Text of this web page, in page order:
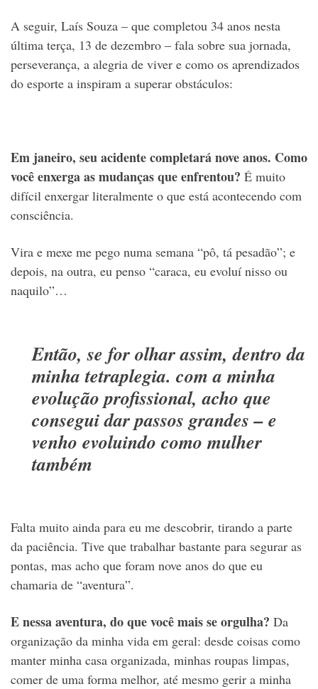
A seguir, Laís Souza – que completou 34 anos nesta
última terça, 13 de dezembro – fala sobre sua jornada,
perseverança, a alegria de viver e como os aprendizados
do esporte a inspiram a superar obstáculos:
Em janeiro, seu acidente completará nove anos. Como
você enxerga as mudanças que enfrentou? É muito
difícil enxergar literalmente o que está acontecendo com
consciência.
Vira e mexe me pego numa semana “pô, tá pesadão”; e
depois, na outra, eu penso “caraca, eu evoluí nisso ou
naquilo”…
Então, se for olhar assim, dentro da
minha tetraplegia. com a minha
evolução profissional, acho que
consegui dar passos grandes – e
venho evoluindo como mulher
também
Falta muito ainda para eu me descobrir, tirando a parte
da paciência. Tive que trabalhar bastante para segurar as
pontas, mas acho que foram nove anos do que eu
chamaria de “aventura”.
E nessa aventura, doque você mais se orgulha? Da
organização da minha vida em geral: desde coisas como
manter minha casa organizada, minhas roupas limpas,
comer de uma forma melhor, até mesmo gerir a minha